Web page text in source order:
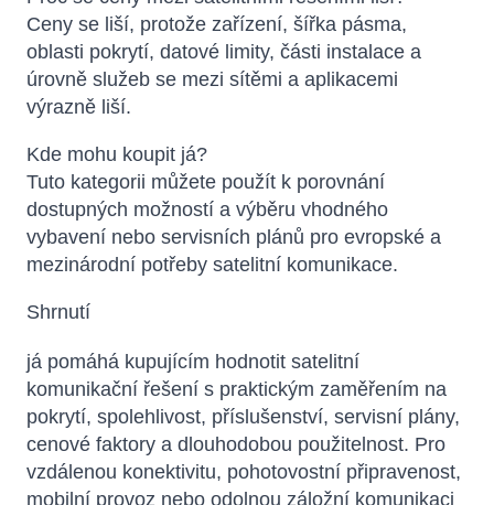
Ceny se liší, protože zařízení, šířka pásma,
oblasti pokrytí, datové limity, části instalace a
úrovně služeb se mezi sítěmi a aplikacemi
výrazně liší.
Kde mohu koupit já?
Tuto kategorii můžete použít k porovnání
dostupných možností a výběru vhodného
vybavení nebo servisních plánů pro evropské a
mezinárodní potřeby satelitní komunikace.
Shrnutí
já pomáhá kupujícím hodnotit satelitní
komunikační řešení s praktickým zaměřením na
pokrytí, spolehlivost, příslušenství, servisní plány,
cenové faktory a dlouhodobou použitelnost. Pro
vzdálenou konektivitu, pohotovostní připravenost,
mobilní provoz nebo odolnou záložní komunikaci